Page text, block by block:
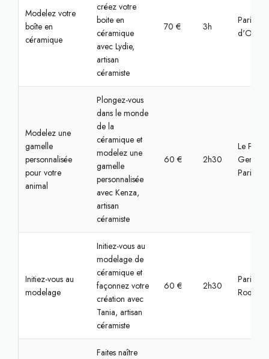
Modelez votre
boîte en
céramique
créez votre
boite en
céramique
avec Lydie,
artisan
céramiste
70 € 3h
Paris,
d'Oise
Modelez une
gamelle
personnalisée
pour votre
animal
Plongez-vous
dans le monde
de la
céramique et
modelez une
gamelle
personnalisée
avec Kenza,
artisan
céramiste
60 € 2h30
Le Pré-
Gervais,
Paris
Initiez-vous au
modelage
Initiez-vous au
modelage de
céramique et
façonnez votre
création avec
Tania, artisan
céramiste
60 € 2h30
Paris,
Roquette
Faites naître